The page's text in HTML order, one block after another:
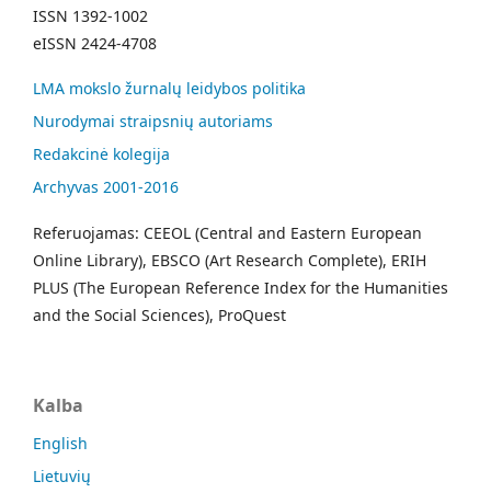
ISSN 1392-1002
eISSN 2424-4708
LMA mokslo žurnalų leidybos politika
Nurodymai straipsnių autoriams
Redakcinė kolegija
Archyvas 2001-2016
Referuojamas: CEEOL (Central and Eastern European
Online Library), EBSCO (Art Research Complete), ERIH
PLUS (The European Reference Index for the Humanities
and the Social Sciences), ProQuest
Kalba
English
Lietuvių